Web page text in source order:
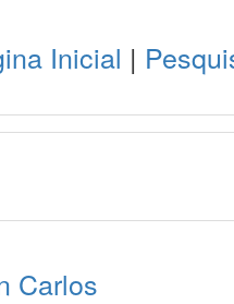
Inicial |
Carlos